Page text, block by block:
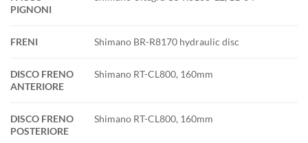
PIGNONI
FRENI Shimano BR-R8170 hydraulic disc
DISCO FRENO
ANTERIORE
Shimano RT-CL800, 160mm
DISCO FRENO
POSTERIORE
Shimano RT-CL800, 160mm